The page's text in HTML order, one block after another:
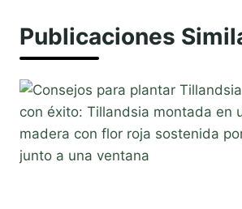
Publicaciones